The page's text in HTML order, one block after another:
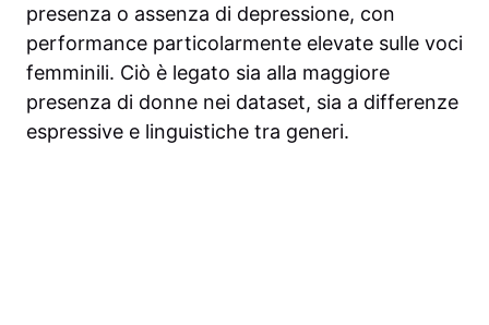
presenza o assenza di depressione, con
performance particolarmente elevate sulle voci
femminili. Ciò è legato sia alla maggiore
presenza di donne nei dataset, sia a differenze
espressive e linguistiche tra generi.